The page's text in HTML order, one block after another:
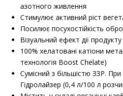
азотного живлення
Стимулює активний ріст
Посилює посухостійкість
Візуальний ефект дії
100% хелатовані катіони
технологія Boost Chelate)
Сумісний з більшістю ЗЗР.
Гідролайзер (0,4 л/100 л